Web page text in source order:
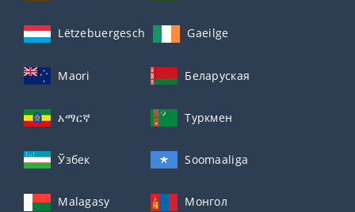
Lëtzebuergesch Gaeilge
Maori Беларуская
አማርኛ Туркмен
Ўзбек Soomaaliga
Malagasy Монгол